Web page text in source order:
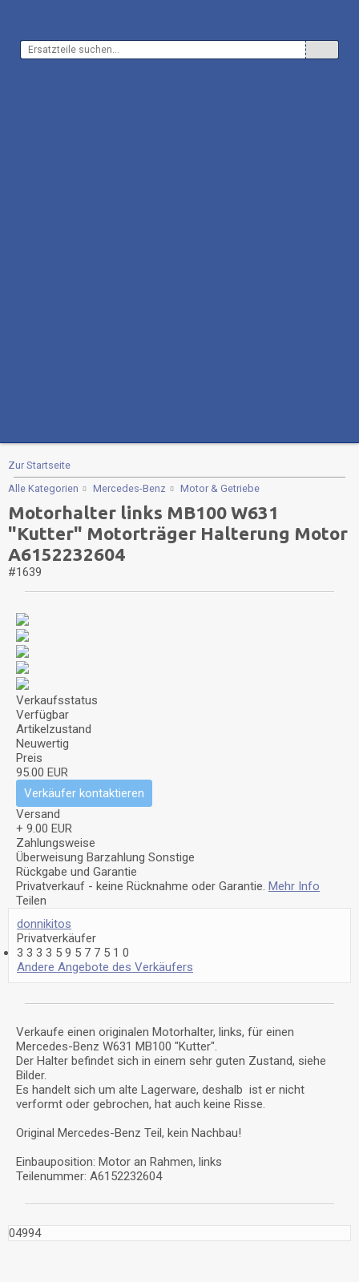
Zur Startseite
Alle Kategorien
Mercedes-Benz Motor & Getriebe
Motorhalter links MB100 W631
"Kutter" Motorträger Halterung Motor
A6152232604
#1639
Verkaufsstatus
Verfügbar
Artikelzustand
Neuwertig
Preis
95.00 EUR
Verkäufer kontaktieren
Versand
+ 9.00 EUR
Zahlungsweise
Überweisung Barzahlung Sonstige
Rückgabe und Garantie
Privatverkauf - keine Rücknahme oder Garantie. Mehr Info
Teilen
donnikitos
Privatverkäufer
3 3 3 3 5 9 5 7 7 5 1 0
Andere Angebote des Verkäufers
Verkaufe einen originalen Motorhalter, links, für einen
Mercedes-Benz W631 MB100 "Kutter".
Der Halter befindet sich in einem sehr guten Zustand, siehe
Bilder.
Es handelt sich um alte Lagerware, deshalb ist er nicht
verformt oder gebrochen, hat auch keine Risse.
Original Mercedes-Benz Teil, kein Nachbau!
Einbauposition: Motor an Rahmen, links
Teilenummer: A6152232604
04994